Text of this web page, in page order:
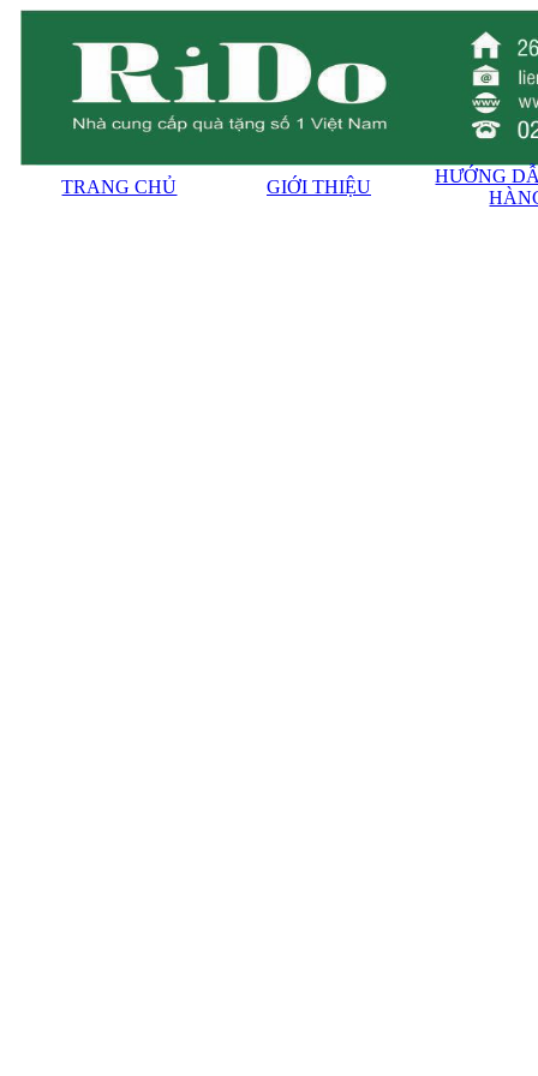
TRANG CHỦ GIỚI THIỆU
HƯỚNG